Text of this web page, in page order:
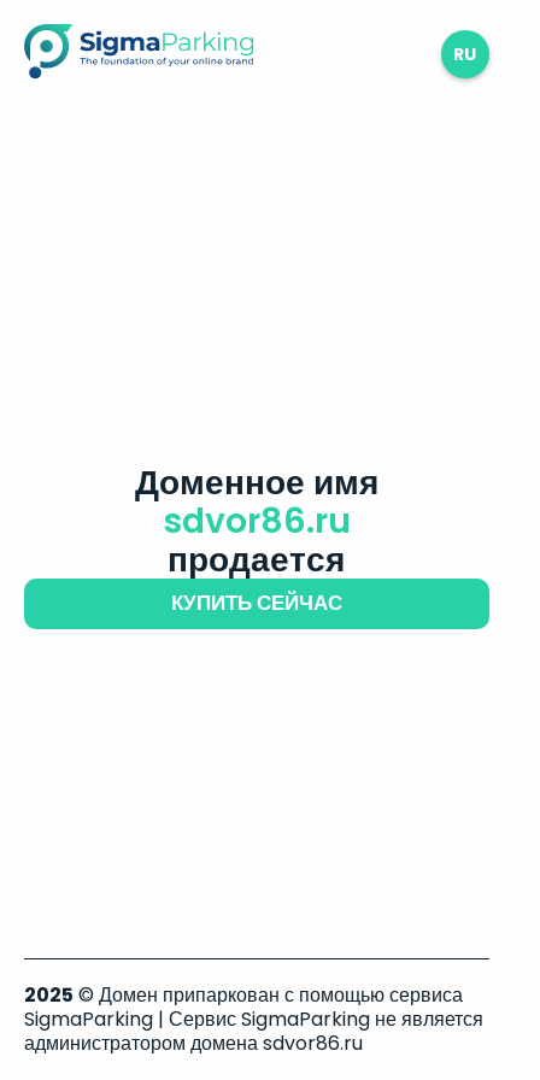
RU
Доменное имя
sdvor86.ru
продается
КУПИТЬ СЕЙЧАС
2025 © Домен припаркован с помощью сервиса
SigmaParking | Сервис SigmaParking не является
администратором домена sdvor86.ru